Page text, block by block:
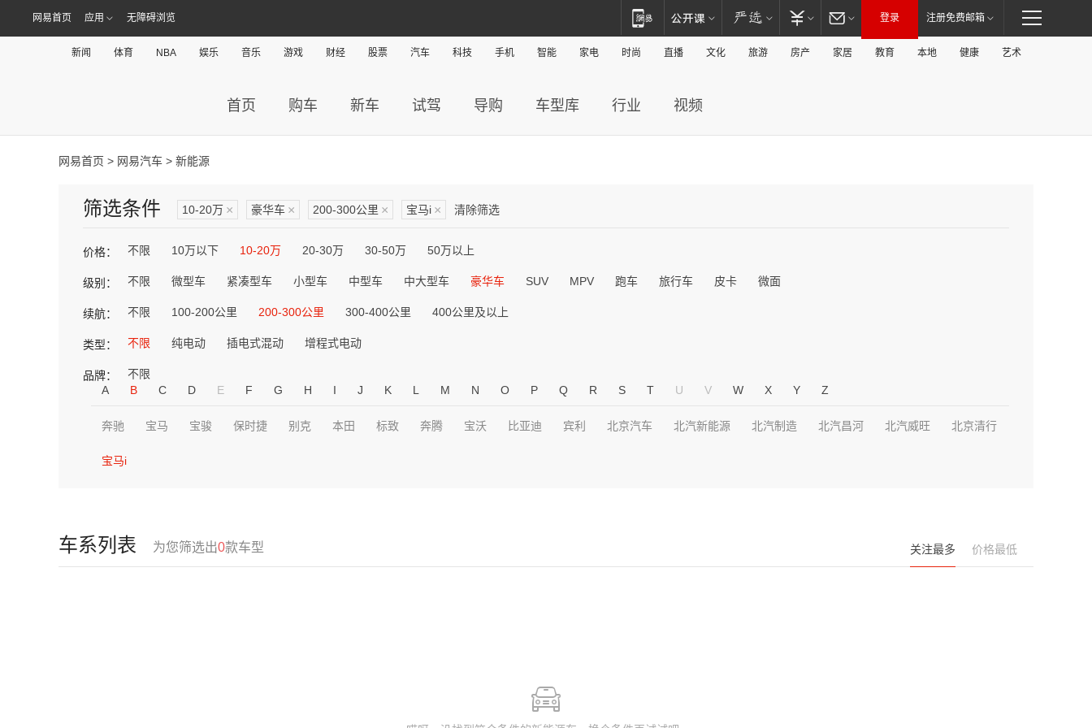
网易首页 应用 无障碍浏览 登录 注册免费邮箱
新闻 体育 NBA 娱乐 音乐 游戏 财经 股票 汽车 科技 手机 智能 家电 时尚 直播 文化 旅游 房产 家居 教育 本地 健康 艺术
首页 购车 新车 试驾 导购 车型库 行业 视频
网易首页 > 网易汽车 > 新能源
筛选条件 10-20万 × 豪华车 × 200-300公里 × 宝马i × 清除筛选
价格： 不限 10万以下 10-20万 20-30万 30-50万 50万以上
级别： 不限 微型车 紧凑型车 小型车 中型车 中大型车 豪华车 SUV MPV 跑车 旅行车 皮卡 微面
续航： 不限 100-200公里 200-300公里 300-400公里 400公里及以上
类型： 不限 纯电动 插电式混动 增程式电动
品牌：
不限
A
B C D E F G H I J K L M N O P Q R S T U V W X Y Z
奔驰 宝马 宝骏 保时捷 别克 本田 标致 奔腾 宝沃 比亚迪 宾利 北京汽车 北汽新能源 北汽制造 北汽昌河 北汽威旺 北京清行
宝马i
车系列表 为您筛选出0款车型 关注最多 价格最低